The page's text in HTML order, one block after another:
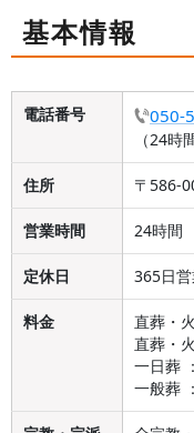
基本情報
電話番号 050-
（24時
住所 〒586-
営業時間 24時間
定休日 365日
料金
直葬・
直葬・
一日葬
一般葬